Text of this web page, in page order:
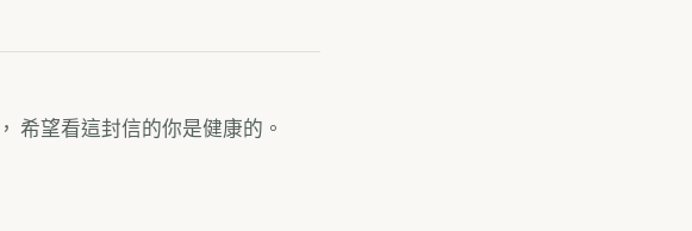
希望看這封信的你是健康的。